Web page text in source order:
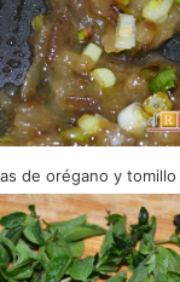
de orégano y